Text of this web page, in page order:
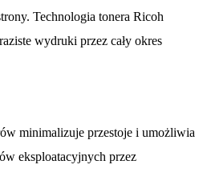
Technologia tonera Ricoh
wydruki przez cały okres
minimalizuje przestoje i umożliwia
eksploatacyjnych przez